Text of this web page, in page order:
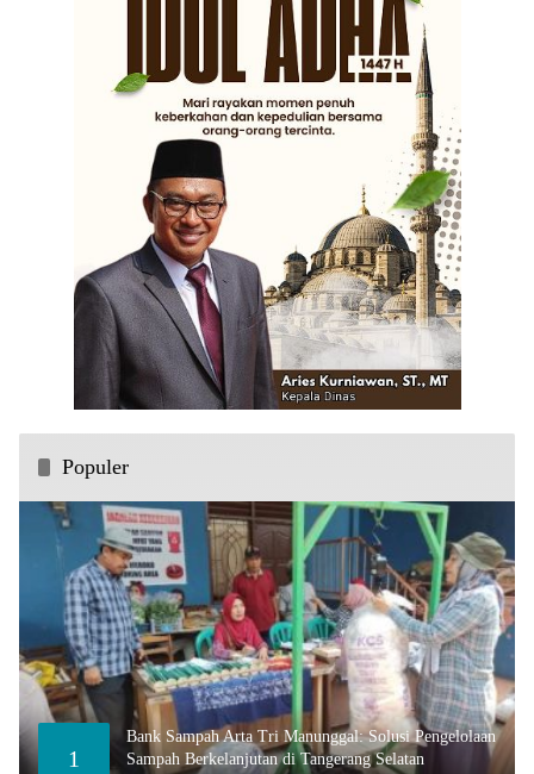
Populer
1
Bank Sampah Arta Tri Manunggal: Solusi Pengelolaan
Sampah Berkelanjutan di Tangerang Selatan